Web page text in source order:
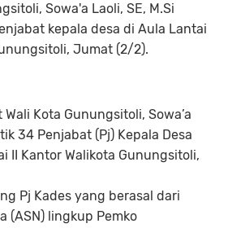
Sowa'a Laoli, SE, M.Si
kepala desa di Aula Lantai
Jumat (2/2).
Wali Kota Gunungsitoli, Sowa’a
34 Penjabat (Pj) Kepala Desa
II Kantor Walikota Gunungsitoli,
Pj Kades yang berasal dari
(ASN) lingkup Pemko